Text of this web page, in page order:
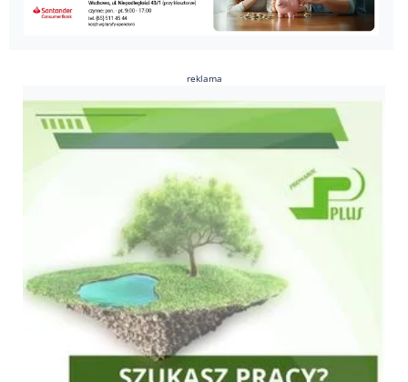
reklama